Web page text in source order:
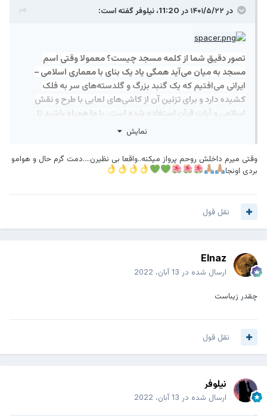
در ۱۴۰۱/۵/۲۲ در 11:20، نیلوفرگفته است:
تصور دقیق شما از کلمه مسجد چیست؟ معمولا وقتی اسم
مسجد به میان می‌آید همگی یاد یک بنای با معماری اسلامی –
ایرانی می‌افتیم که یک گنبد بزرگ و گلدسته‌های سر به فلک
کشیده دارد و برای تزئین آن از کاشی‌های لعابی با طرح و نقش
اسلامی و آیات قرآن استفاده شده است. با ما همراه باشید تا
سفری داشته باشیم به مسجد رنگونی ها آبادان و تمام تصورات
نمایش
وقتی میرم داخلش روحم پرواز میکنه..واقعا بی نظیرن....دمت گرم حال و هوامو
بردی اونجا
نقل قول
Elnaz
ارسال شده در 13 آبان، 2022
چقدر زیباست
نقل قول
نیلوفر
ارسال شده در 13 آبان، 2022